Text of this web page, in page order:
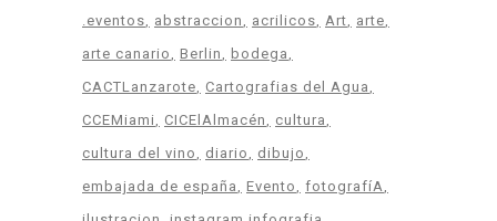
.eventos abstraccion acrilicos Art
arte
arte canario
Berlin
bodega
CACTLanzarote
Cartografias del Agua
CCEMiami
CICElAlmacén
cultura
cultura del vino
diario
dibujo
embajada de españa
Evento
fotografíA